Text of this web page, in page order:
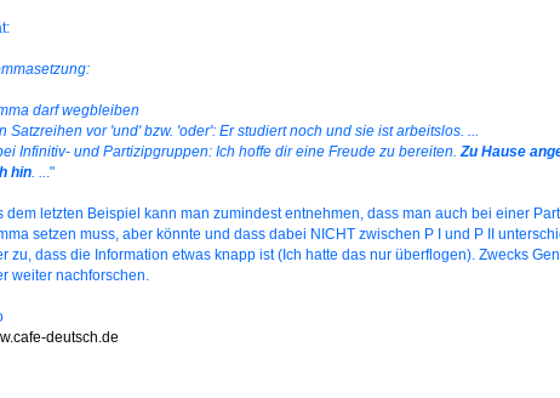
darf wegbleiben
Satzreihen vor 'und' bzw. 'oder': Er studiert noch und sie ist arbeitslos. ...
Infinitiv- und Partizipgruppen: Ich hoffe dir eine Freude zu bereiten.Zu Hause
hin. ..."
dem letzten Beispiel kann man zumindest entnehmen, dass man auch bei einer
setzen muss, aber könnte und dass dabei NICHT zwischen P I und P II
zu, dass die Information etwas knapp ist (Ich hatte das nur überflogen). Zwecks
weiter nachforschen.
deutsch.de